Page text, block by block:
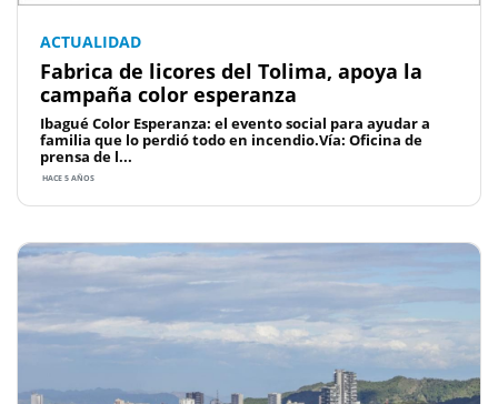
ACTUALIDAD
Fabrica de licores del Tolima, apoya la
campaña color esperanza
Ibagué Color Esperanza: el evento social para ayudar a
familia que lo perdió todo en incendio.Vía: Oficina de
prensa de l...
HACE 5 AÑOS